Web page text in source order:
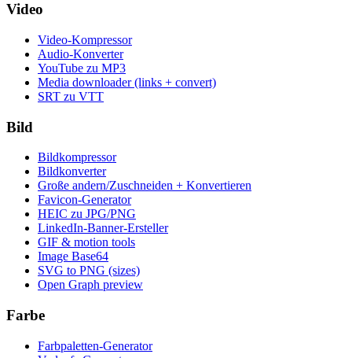
Video
Video-Kompressor
Audio-Konverter
YouTube zu MP3
Media downloader (links + convert)
SRT zu VTT
Bild
Bildkompressor
Bildkonverter
Große andern/Zuschneiden + Konvertieren
Favicon-Generator
HEIC zu JPG/PNG
LinkedIn-Banner-Ersteller
GIF & motion tools
Image Base64
SVG to PNG (sizes)
Open Graph preview
Farbe
Farbpaletten-Generator